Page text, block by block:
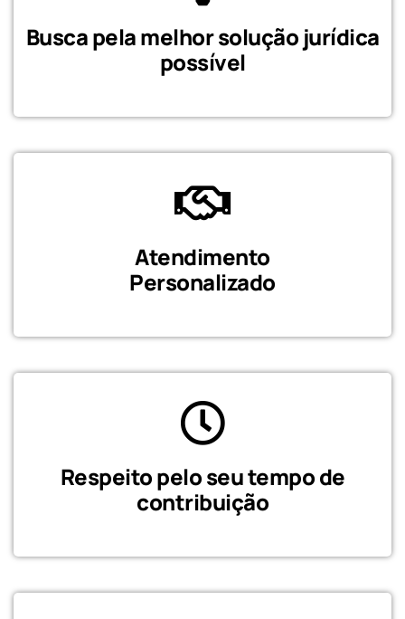
Busca pela melhor solução jurídica
possível​
Atendimento
Personalizado
Respeito pelo seu tempo de
contribuição